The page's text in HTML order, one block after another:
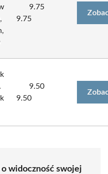
9.75
9.75
9.50
9.50
widoczność swojej